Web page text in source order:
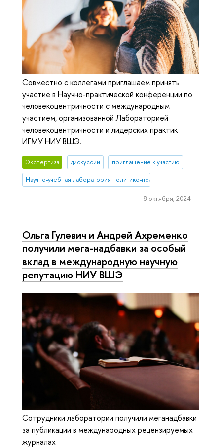
Совместно с коллегами приглашаем принять
участие в Научно-практической конференции по
человекоцентричности с международным
участием, организованной Лабораторией
человекоцентричности и лидерских практик
ИГМУ НИУ ВШЭ.
Экспертиза дискуссии приглашение к участию
Научно-учебная лаборатория политико-психологических
8 октября, 2024 г.
Ольга Гулевич и Андрей Ахременко
получили мега-надбавки за особый
вклад в международную научную
репутацию НИУ ВШЭ
Сотрудники лаборатории получили меганадбавки
за публикации в международных рецензируемых
журналах